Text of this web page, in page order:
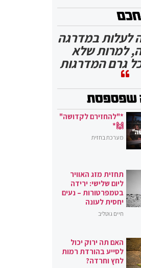
לעלות במדרגה
למרות שלא
גרם המדרגות
*"להחזירם לקדושה"
🙌*
מערכת בחזית
תחזית מזג האוויר
ליום שלישי: ירידה
בטמפרטורות – נעים
יחסית לעונה
חיים גוטליב
האם תה ירוק יכול
לסייע בהורדת רמות
לחץ וחרדה?